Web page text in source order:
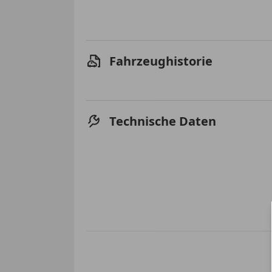
Fahrzeughistorie
Technische Daten